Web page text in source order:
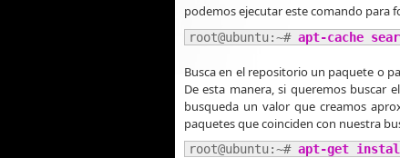
podemos ejecutar este comando para
root@ubuntu:~# apt-cache
Busca en el repositorio un paquete o
De esta manera, si queremos buscar
busqueda un valor que creamos
paquetes que coinciden con nuestra
root@ubuntu:~# apt-get